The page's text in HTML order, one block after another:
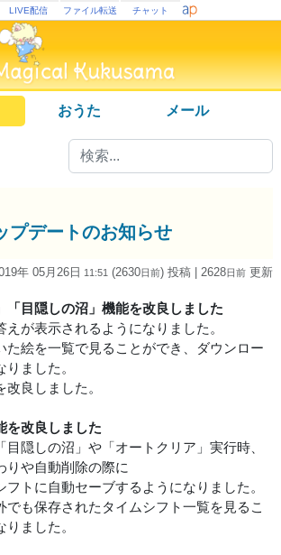
LIVE配信 ファイル転送 チャット
おうた メール
プデートのお知らせ
年 05月26日 11:51 (2630日前) 投稿 | 2628日前 更新
「目隠しの沼」機能を改良しました
えが表示されるようになりました。
た絵を一覧で見ることができ、ダウンロー
りました。
良しました。
を改良しました
目隠しの沼」や「オートクリア」実行時、
りや自動削除の際に
フトに自動セーブするようになりました。
でも保存されたタイムシフト一覧を見るこ
ました。